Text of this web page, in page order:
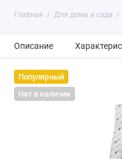
Главная Для дома и сада
Описание
Популярный
Нет в наличии